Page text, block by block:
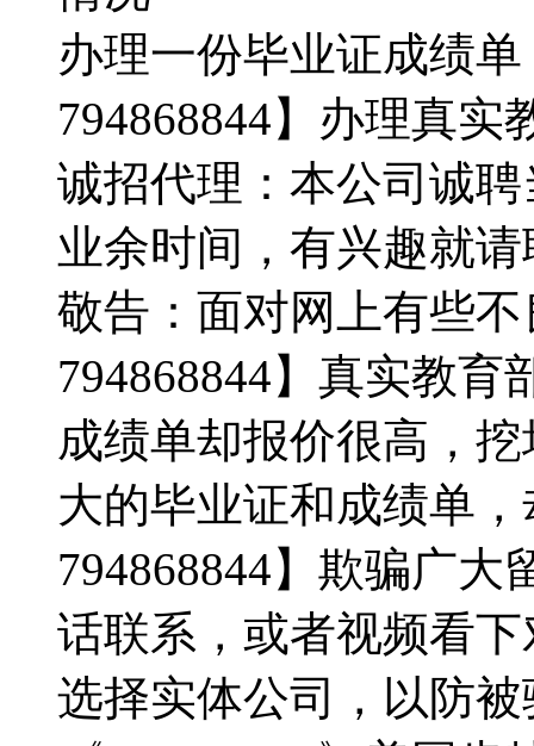
办理一份毕业证成绩
794868844】办理真
诚招代理：本公司诚
业余时间，有兴趣就
敬告：面对网上有些
794868844】真实教
成绩单却报价很高，
大的毕业证和成绩单
794868844】欺骗广
话联系，或者视频看
选择实体公司，以防